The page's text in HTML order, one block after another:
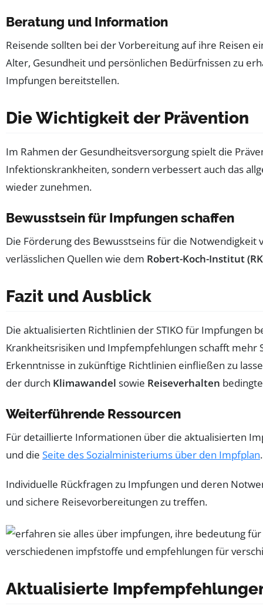
Beratung und Information
Reisende sollten bei der Vorbereitung auf ihre Reisen
Alter, Gesundheit und persönlichen Bedürfnissen zu
Impfungen bereitstellen.
Die Wichtigkeit der Prävention
Im Rahmen der Gesundheitsversorgung spielt die
Infektionskrankheiten, sondern verbessert auch das
wieder zunehmen.
Bewusstsein für Impfungen schaffen
Die Förderung des Bewusstseins für die
verlässlichen Quellen wie dem Robert-Koch-Institut
Fazit und Ausblick
Die aktualisierten Richtlinien der STIKO für Impfungen
Krankheitsrisiken und Impfempfehlungen schafft mehr
Erkenntnisse in zukünftige Richtlinien einfließen zu
der durch Klimawandel sowie Reiseverhalten
Weiterführende Ressourcen
Für detaillierte Informationen über die aktualisierten
und die Seite des Sozialministeriums über den Impfplan.
Individuelle Rückfragen zu Impfungen und deren
und sichere Reisevorbereitungen zu treffen.
Aktualisierte